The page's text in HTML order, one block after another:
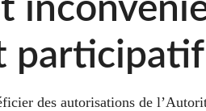
participatif
des autorisations de